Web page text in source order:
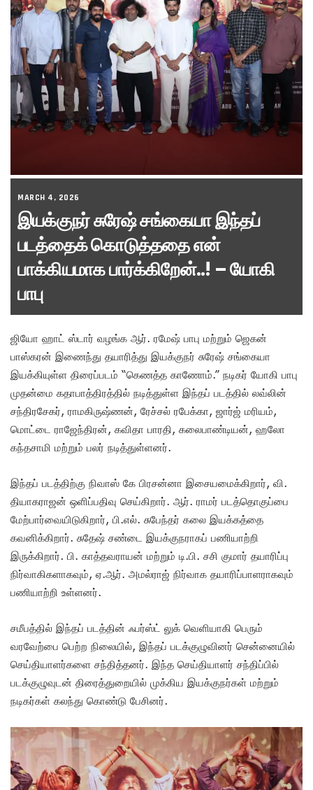
MARCH 4, 2026
இயக்குநர் சுரேஷ் சங்கையா இந்தப்
படத்தைக் கொடுத்ததை என்
பாக்கியமாக பார்க்கிறேன்..! – யோகி
பாபு
ஜியோ ஹாட் ஸ்டார் வழங்க ஆர். ரமேஷ் பாபு மற்றும் ஜெகன்
பாஸ்கரன் இணைந்து தயாரித்து இயக்குநர் சுரேஷ் சங்கையா
இயக்கியுள்ள திரைப்படம் “கெணத்த காணோம்.” நடிகர் யோகி பாபு
முதன்மை கதாபாத்திரத்தில் நடித்துள்ள இந்தப் படத்தில் லவ்லின்
சந்திரசேகர், ராமகிருஷ்ணன், ரேச்சல் ரபேக்கா, ஜார்ஜ் மரியம்,
மொட்டை ராஜேந்திரன், கவிதா பாரதி, கலைபாண்டியன், ஹலோ
கந்தசாமி மற்றும் பலர் நடித்துள்ளனர்.
இந்தப் படத்திற்கு நிவாஸ் கே பிரசன்னா இசையமைக்கிறார், வி.
தியாகராஜன் ஒளிப்பதிவு செய்கிறார். ஆர். ராமர் படத்தொகுப்பை
மேற்பார்வையிடுகிறார், பி.எல். சுபேந்தர் கலை இயக்கத்தை
கவனிக்கிறார். சுதேஷ் சண்டை இயக்குநராகப் பணியாற்றி
இருக்கிறார். பி. காத்தவராயன் மற்றும் டி.பி. சசி குமார் தயாரிப்பு
நிர்வாகிகளாகவும், ஏ.ஆர். அமல்ராஜ் நிர்வாக தயாரிப்பாளராகவும்
பணியாற்றி உள்ளனர்.
சமீபத்தில் இந்தப் படத்தின் ஃபர்ஸ்ட் லுக் வெளியாகி பெரும்
வரவேற்பை பெற்ற நிலையில், இந்தப் படக்குழுவினர் சென்னையில்
செய்தியாளர்களை சந்தித்தனர். இந்த செய்தியாளர் சந்திப்பில்
படக்குழுவுடன் திரைத்துறையில் முக்கிய இயக்குநர்கள் மற்றும்
நடிகர்கள் கலந்து கொண்டு பேசினர்.